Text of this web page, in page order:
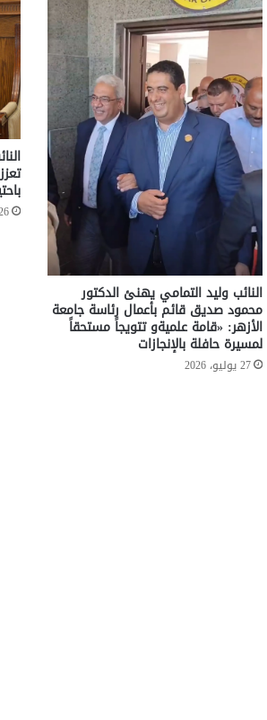
النائب وليد التمامي يهنئ الدكتور
محمود صديق قائم بأعمال رئاسة جامعة
الأزهر: «قامة علميةو تتويجاً مستحقاً
لمسيرة حافلة بالإنجازات
27 يوليو، 2026
26